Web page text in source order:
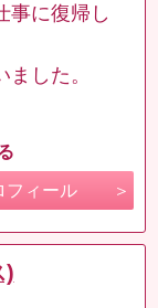
事に復帰し
した。
フィール
)